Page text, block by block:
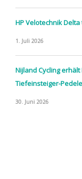
HP Velotechnik
1. Juli 2026
Nijland Cycling
Tiefeinsteiger-
30. Juni 2026